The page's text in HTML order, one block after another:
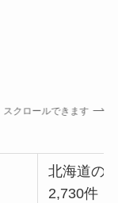
スクロールできます
北海道の
2,730件